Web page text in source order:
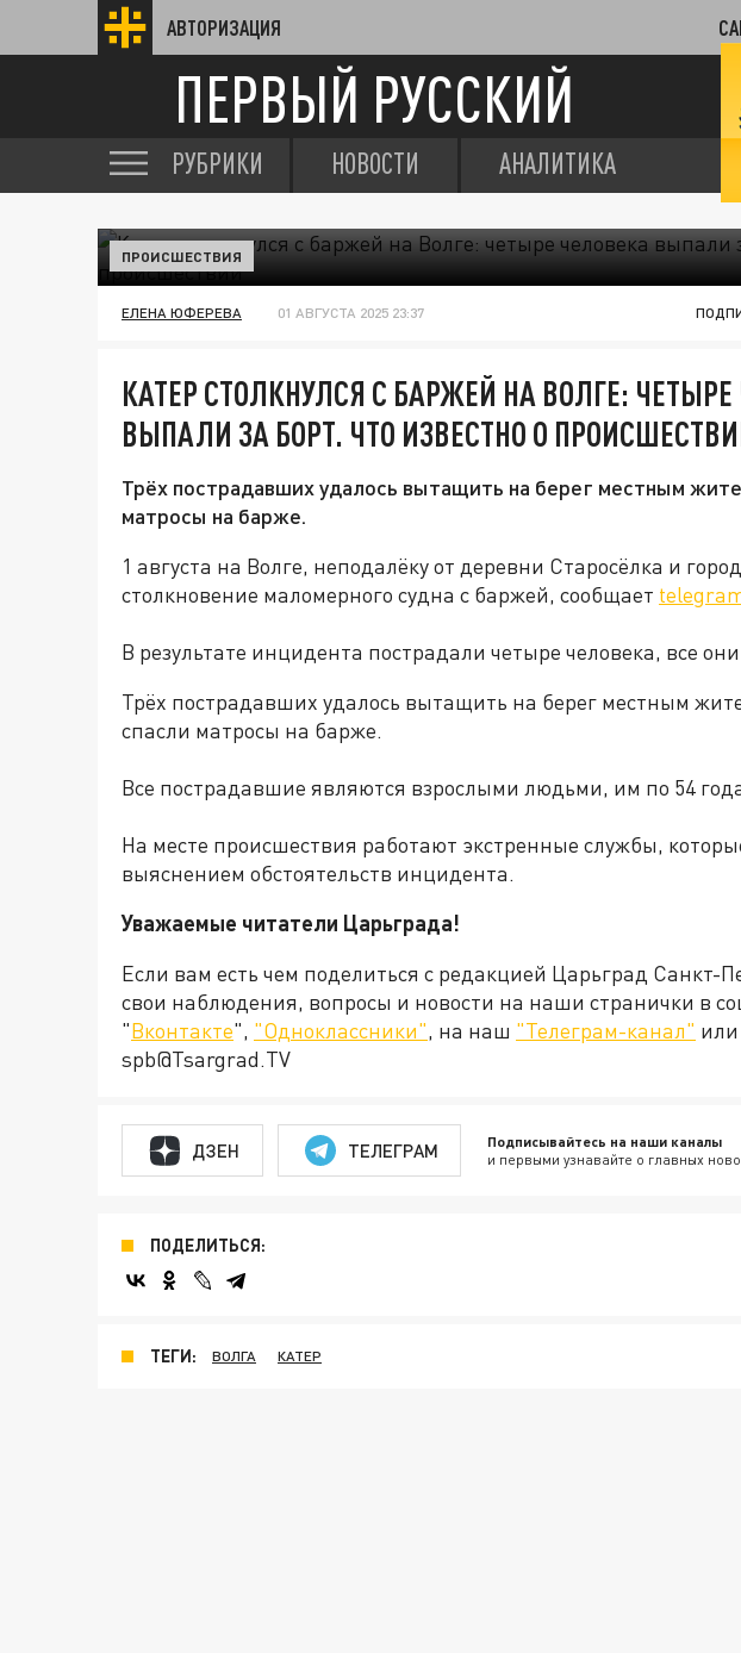
АВТОРИЗАЦИЯ
ПЕРВЫЙ РУССКИЙ
РУБРИКИ НОВОСТИ АНАЛИТИКА
ПРОИСШЕСТВИЯ
ЕЛЕНА ЮФЕРЕВА 01 АВГУСТА 2025 23:37
КАТЕР СТОЛКНУЛСЯ С БАРЖЕЙ НА ВОЛГЕ:
ВЫПАЛИ ЗА БОРТ. ЧТО ИЗВЕСТНО О
Трёх пострадавших удалось вытащить на берег местным
матросы на барже.
1 августа на Волге, неподалёку от деревни Старосёлка и
столкновение маломерного судна с баржей, сообщает
В результате инцидента пострадали четыре человека, все
Трёх пострадавших удалось вытащить на берег местным
спасли матросы на барже.
Все пострадавшие являются взрослыми людьми, им по 54
На месте происшествия работают экстренные службы,
выяснением обстоятельств инцидента.
Уважаемые читатели Царьграда!
Если вам есть чем поделиться с редакцией Царьград Санкт-
свои наблюдения, вопросы и новости на наши странички в
"Вконтакте", "Одноклассники", на наш "Телеграм-канал"
spb@Tsargrad.TV
ДЗЕН ТЕЛЕГРАМ Подписывайтесь на наши каналы
и первыми узнавайте о главных
ПОДЕЛИТЬСЯ:
ТЕГИ: ВОЛГА КАТЕР